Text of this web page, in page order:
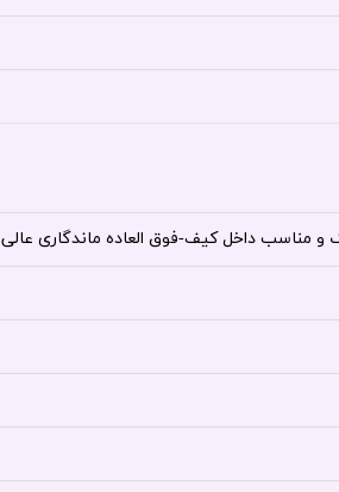
و مناسب داخل کیف-فوق العاده ماندگاری عالی